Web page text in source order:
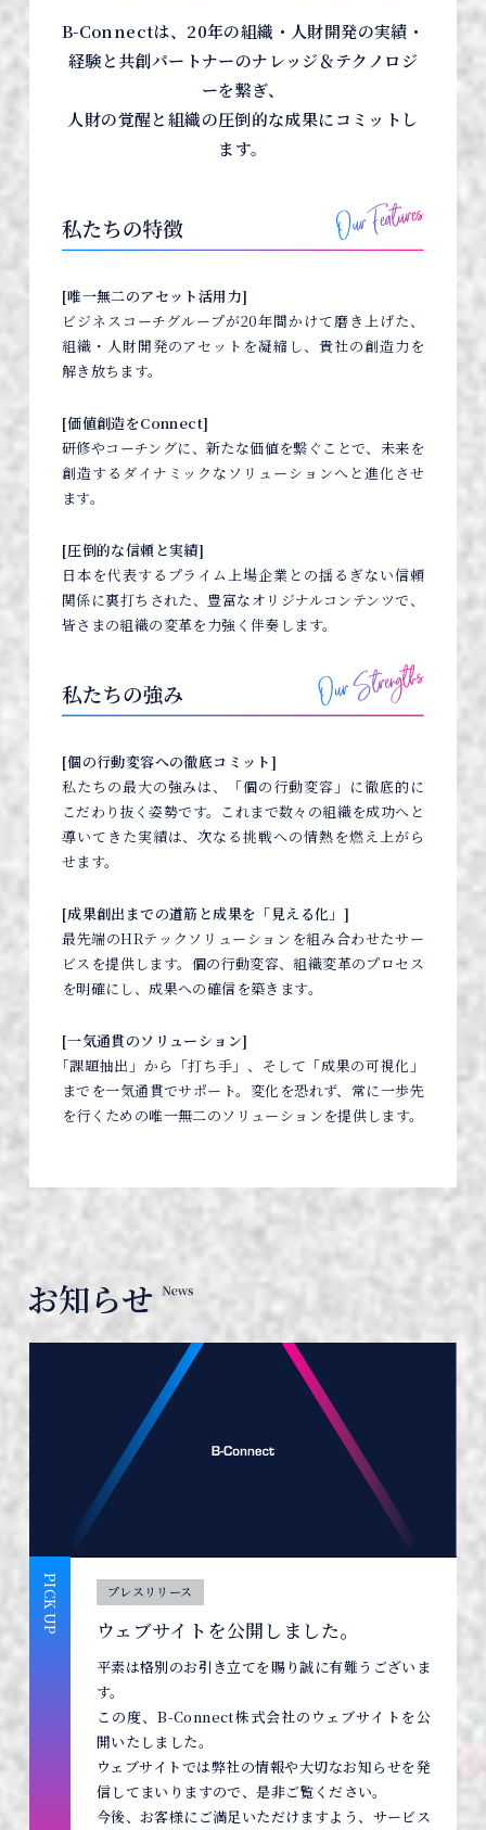
B-Connectは、20年の組織・人財開発の実績・
経験と共創パートナーのナレッジ＆テクノロジ
ーを繋ぎ、
人財の覚醒と組織の圧倒的な成果にコミットし
ます。
[唯一無二のアセット活用力]
ビジネスコーチグループが20年間かけて磨き上げた、
組織・人財開発のアセットを凝縮し、貴社の創造力を
解き放ちます。
[価値創造をConnect]
研修やコーチングに、新たな価値を繋ぐことで、未来を
創造するダイナミックなソリューションへと進化させ
ます。
[圧倒的な信頼と実績]
日本を代表するプライム上場企業との揺るぎない信頼
関係に裏打ちされた、豊富なオリジナルコンテンツで、
皆さまの組織の変革を力強く伴奏します。
[個の行動変容への徹底コミット]
私たちの最大の強みは、「個の行動変容」に徹底的に
こだわり抜く姿勢です。これまで数々の組織を成功へと
導いてきた実績は、次なる挑戦への情熱を燃え上がら
せます。
[成果創出までの道筋と成果を「見える化」]
最先端のHRテックソリューションを組み合わせたサー
ビスを提供します。個の行動変容、組織変革のプロセス
を明確にし、成果への確信を築きます。
[一気通貫のソリューション]
｢課題抽出」から「打ち手」、そして「成果の可視化」
までを一気通貫でサポート。変化を恐れず、常に一歩先
を行くための唯一無二のソリューションを提供します。
PICK UP プレスリリース
ウェブサイトを公開しました。
平素は格別のお引き立てを賜り誠に有難うございま
す。
この度、B-Connect株式会社のウェブサイトを公
開いたしました。
ウェブサイトでは弊社の情報や大切なお知らせを発
信してまいりますので、是非ご覧ください。
今後、お客様にご満足いただけますよう、サービス